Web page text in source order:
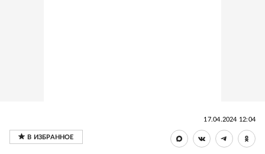
17.04.2024 12:04